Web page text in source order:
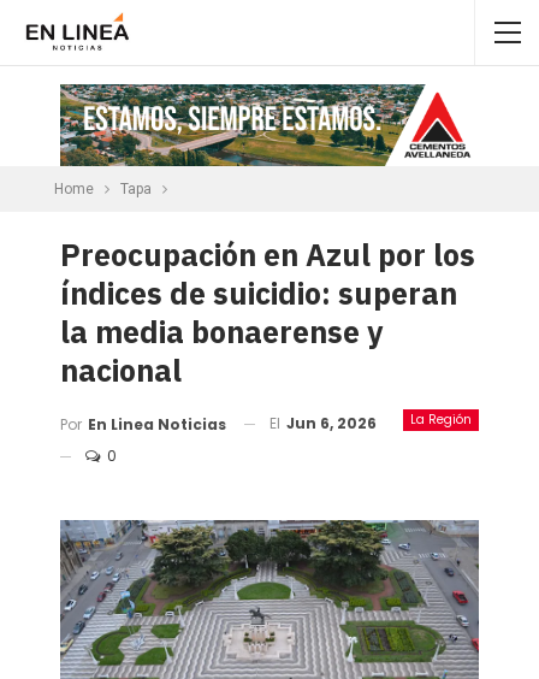
Home Tapa
Preocupación en Azul por los
índices de suicidio: superan
la media bonaerense y
nacional
La Región
Por En Linea Noticias El Jun 6, 2026
0